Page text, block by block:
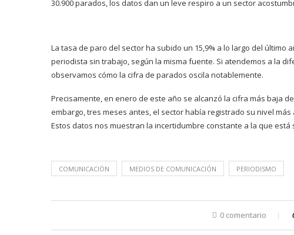
30.900 parados, los datos dan un leve respiro a un sector
La tasa de paro del sector ha subido un 15,9% a lo largo del último
periodista sin trabajo, según la misma fuente. Si atendemos a la
observamos cómo la cifra de parados oscila notablemente.
Precisamente, en enero de este año se alcanzó la cifra más baja
embargo, tres meses antes, el sector había registrado su nivel
Estos datos nos muestran la incertidumbre constante a la que
COMUNICACIÓN MEDIOS DE COMUNICACIÓN PERIODISMO
0 comentario